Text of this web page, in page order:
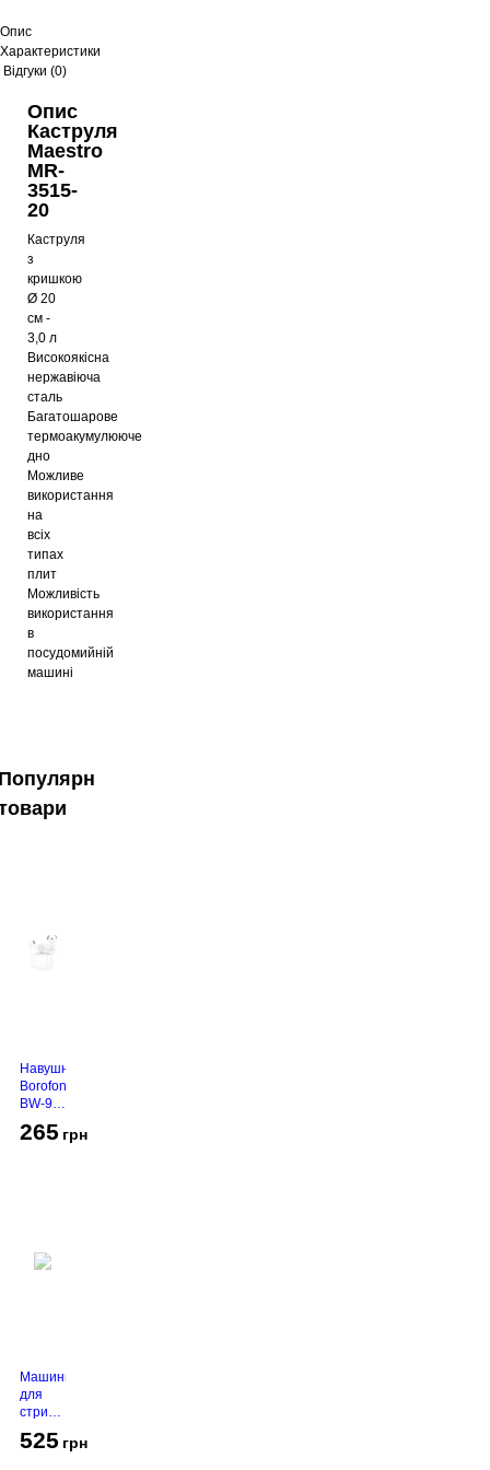
Опис
Характеристики
Відгуки (0)
Опис
Каструля
Maestro
MR-
3515-
20
Каструля
з
кришкою
Ø 20
см -
3,0 л
Високоякісна
нержавіюча
сталь
Багатошарове
термоакумулююче
дно
Можливе
використання
на
всіх
типах
плит
Можливість
використання
в
посудомийній
машині
Навушники
Borofone
BW-94
White
265 грн
Машинка
для
стрижки
VGR V-
130
525 грн